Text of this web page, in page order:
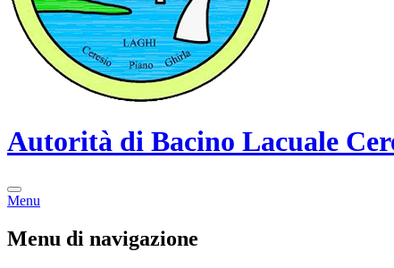
Autorità di Bacino Lacuale
Menu
Menu di navigazione